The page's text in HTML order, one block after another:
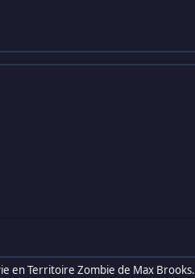
en Territoire Zombie de Max Brooks.